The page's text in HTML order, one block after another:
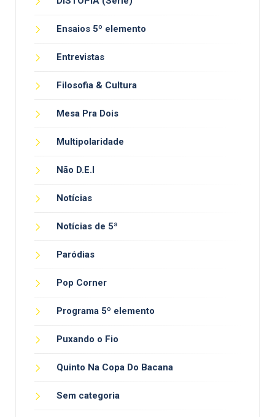
Ensaios 5º elemento
Entrevistas
Filosofia & Cultura
Mesa Pra Dois
Multipolaridade
Não D.E.I
Notícias
Notícias de 5ª
Paródias
Pop Corner
Programa 5º elemento
Puxando o Fio
Quinto Na Copa Do Bacana
Sem categoria